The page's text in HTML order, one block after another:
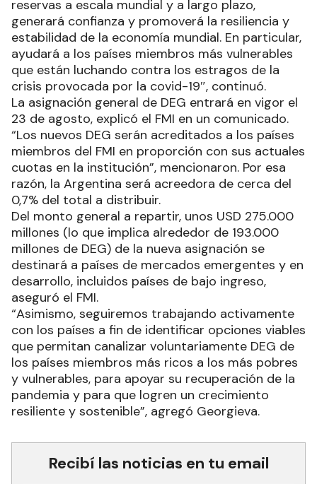
reservas a escala mundial y a largo plazo,
generará confianza y promoverá la resiliencia y
estabilidad de la economía mundial. En particular,
ayudará a los países miembros más vulnerables
que están luchando contra los estragos de la
crisis provocada por la covid-19″, continuó.
La asignación general de DEG entrará en vigor el
23 de agosto, explicó el FMI en un comunicado.
“Los nuevos DEG serán acreditados a los países
miembros del FMI en proporción con sus actuales
cuotas en la institución”, mencionaron. Por esa
razón, la Argentina será acreedora de cerca del
0,7% del total a distribuir.
Del monto general a repartir, unos USD 275.000
millones (lo que implica alrededor de 193.000
millones de DEG) de la nueva asignación se
destinará a países de mercados emergentes y en
desarrollo, incluidos países de bajo ingreso,
aseguró el FMI.
“Asimismo, seguiremos trabajando activamente
con los países a fin de identificar opciones viables
que permitan canalizar voluntariamente DEG de
los países miembros más ricos a los más pobres
y vulnerables, para apoyar su recuperación de la
pandemia y para que logren un crecimiento
resiliente y sostenible”, agregó Georgieva.
Recibí las noticias en tu email